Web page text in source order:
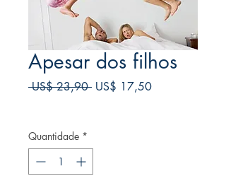
Apesar dos filhos
US$ 23,90 Preço
US$ 17,50Preço
Quantidade *